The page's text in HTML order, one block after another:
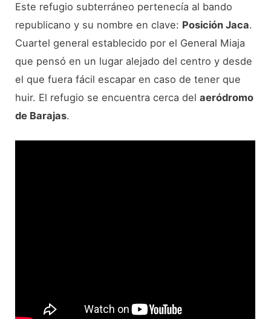
Este refugio subterráneo pertenecía al bando
republicano y su nombre en clave: Posición Jaca.
Cuartel general establecido por el General Miaja
que pensó en un lugar alejado del centro y desde
el que fuera fácil escapar en caso de tener que
huir. El refugio se encuentra cerca delaeródromo
de Barajas.